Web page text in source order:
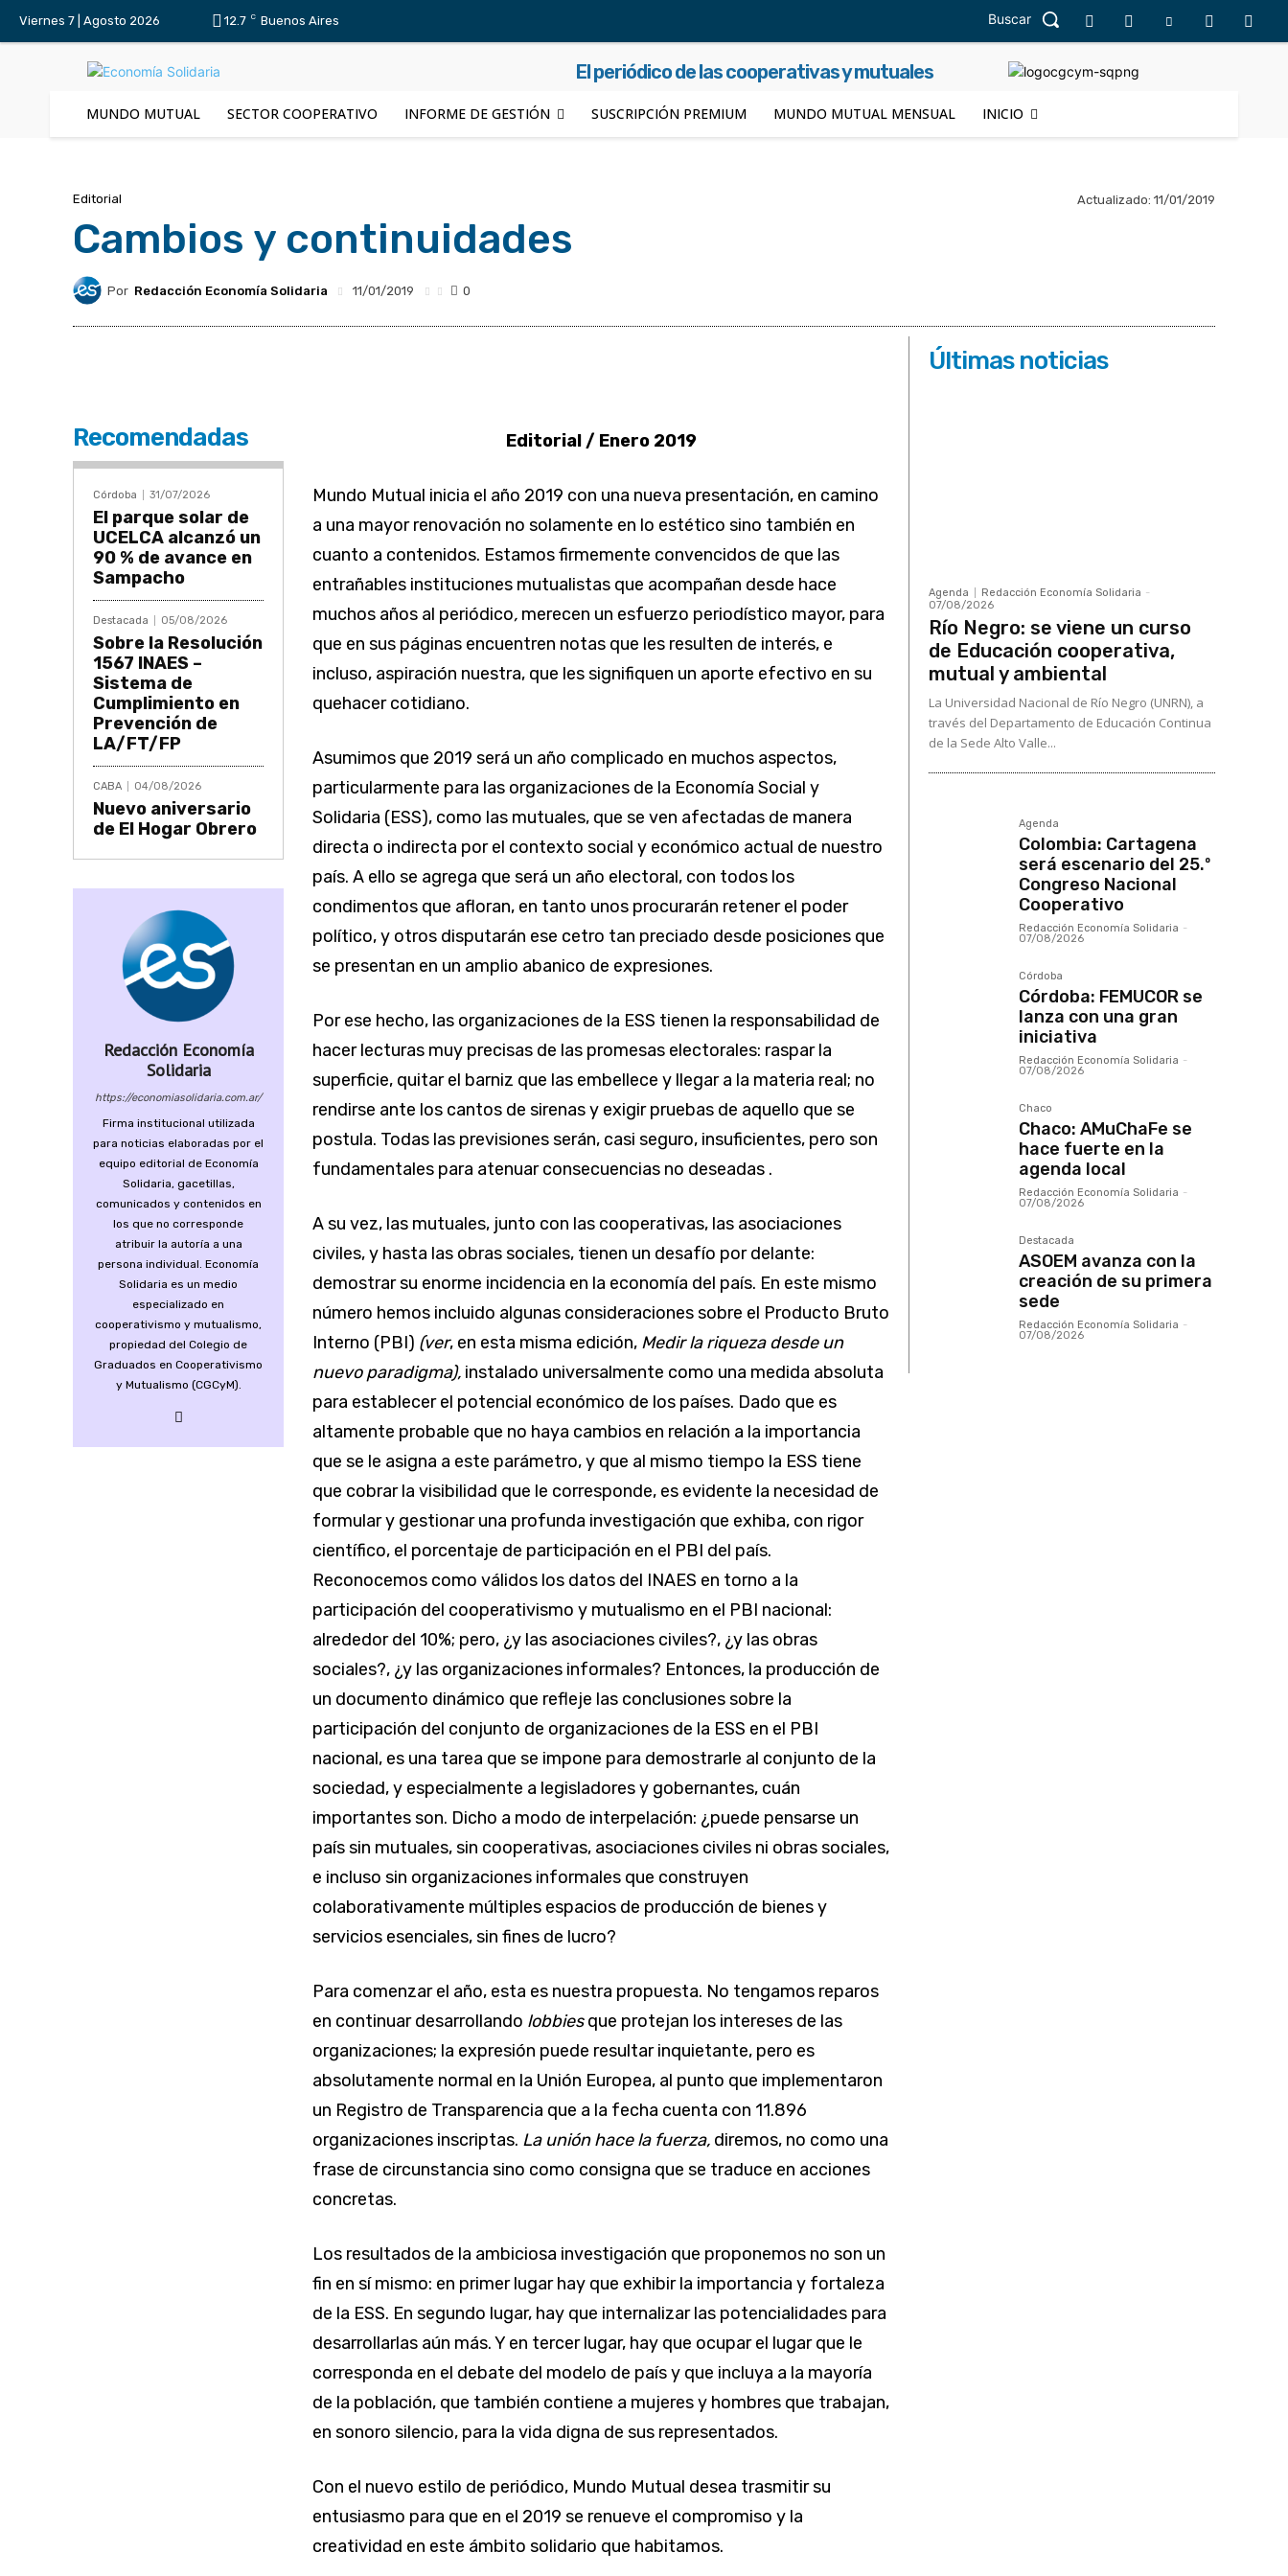
Viernes 7 | Agosto 2026 12.7 C Buenos Aires Buscar
El periódico de las cooperativas y mutuales
MUNDO MUTUAL SECTOR COOPERATIVO INFORME DE GESTIÓN SUSCRIPCIÓN PREMIUM MUNDO MUTUAL MENSUAL INICIO
Editorial Actualizado: 11/01/2019
Cambios y continuidades
Por Redacción Economía Solidaria 11/01/2019 0
Recomendadas
Córdoba 31/07/2026
El parque solar de
UCELCA alcanzó un
90 % de avance en
Sampacho
Destacada 05/08/2026
Sobre la Resolución
1567 INAES –
Sistema de
Cumplimiento en
Prevención de
LA/FT/FP
CABA 04/08/2026
Nuevo aniversario
de El Hogar Obrero
Redacción Economía
Solidaria
https://economiasolidaria.com.ar/
Firma institucional utilizada
para noticias elaboradas por el
equipo editorial de Economía
Solidaria, gacetillas,
comunicados y contenidos en
los que no corresponde
atribuir la autoría a una
persona individual. Economía
Solidaria es un medio
especializado en
cooperativismo y mutualismo,
propiedad del Colegio de
Graduados en Cooperativismo
y Mutualismo (CGCyM).
Editorial / Enero 2019
Mundo Mutual inicia el año 2019 con una nueva presentación, en camino
a una mayor renovación no solamente en lo estético sino también en
cuanto a contenidos. Estamos firmemente convencidos de que las
entrañables instituciones mutualistas que acompañan desde hace
muchos años al periódico, merecen un esfuerzo periodístico mayor, para
que en sus páginas encuentren notas que les resulten de interés, e
incluso, aspiración nuestra, que les signifiquen un aporte efectivo en su
quehacer cotidiano.
Asumimos que 2019 será un año complicado en muchos aspectos,
particularmente para las organizaciones de la Economía Social y
Solidaria (ESS), como las mutuales, que se ven afectadas de manera
directa o indirecta por el contexto social y económico actual de nuestro
país. A ello se agrega que será un año electoral, con todos los
condimentos que afloran, en tanto unos procurarán retener el poder
político, y otros disputarán ese cetro tan preciado desde posiciones que
se presentan en un amplio abanico de expresiones.
Por ese hecho, las organizaciones de la ESS tienen la responsabilidad de
hacer lecturas muy precisas de las promesas electorales: raspar la
superficie, quitar el barniz que las embellece y llegar a la materia real; no
rendirse ante los cantos de sirenas y exigir pruebas de aquello que se
postula. Todas las previsiones serán, casi seguro, insuficientes, pero son
fundamentales para atenuar consecuencias no deseadas .
A su vez, las mutuales, junto con las cooperativas, las asociaciones
civiles, y hasta las obras sociales, tienen un desafío por delante:
demostrar su enorme incidencia en la economía del país. En este mismo
número hemos incluido algunas consideraciones sobre el Producto Bruto
Interno (PBI) (ver, en esta misma edición, Medir la riqueza desde un
nuevo paradigma), instalado universalmente como una medida absoluta
para establecer el potencial económico de los países. Dado que es
altamente probable que no haya cambios en relación a la importancia
que se le asigna a este parámetro, y que al mismo tiempo la ESS tiene
que cobrar la visibilidad que le corresponde, es evidente la necesidad de
formular y gestionar una profunda investigación que exhiba, con rigor
científico, el porcentaje de participación en el PBI del país.
Reconocemos como válidos los datos del INAES en torno a la
participación del cooperativismo y mutualismo en el PBI nacional:
alrededor del 10%; pero, ¿y las asociaciones civiles?, ¿y las obras
sociales?, ¿y las organizaciones informales? Entonces, la producción de
un documento dinámico que refleje las conclusiones sobre la
participación del conjunto de organizaciones de la ESS en el PBI
nacional, es una tarea que se impone para demostrarle al conjunto de la
sociedad, y especialmente a legisladores y gobernantes, cuán
importantes son. Dicho a modo de interpelación: ¿puede pensarse un
país sin mutuales, sin cooperativas, asociaciones civiles ni obras sociales,
e incluso sin organizaciones informales que construyen
colaborativamente múltiples espacios de producción de bienes y
servicios esenciales, sin fines de lucro?
Para comenzar el año, esta es nuestra propuesta. No tengamos reparos
en continuar desarrollando lobbiesque protejan los intereses de las
organizaciones; la expresión puede resultar inquietante, pero es
absolutamente normal en la Unión Europea, al punto que implementaron
un Registro de Transparencia que a la fecha cuenta con 11.896
organizaciones inscriptas. La unión hace la fuerza, diremos, no como una
frase de circunstancia sino como consigna que se traduce en acciones
concretas.
Los resultados de la ambiciosa investigación que proponemos no son un
fin en sí mismo: en primer lugar hay que exhibir la importancia y fortaleza
de la ESS. En segundo lugar, hay que internalizar las potencialidades para
desarrollarlas aún más. Y en tercer lugar, hay que ocupar el lugar que le
corresponda en el debate del modelo de país y que incluya a la mayoría
de la población, que también contiene a mujeres y hombres que trabajan,
en sonoro silencio, para la vida digna de sus representados.
Con el nuevo estilo de periódico, Mundo Mutual desea trasmitir su
entusiasmo para que en el 2019 se renueve el compromiso y la
creatividad en este ámbito solidario que habitamos.
Últimas noticias
Agenda Redacción Economía Solidaria -
07/08/2026
Río Negro: se viene un curso
de Educación cooperativa,
mutual y ambiental
La Universidad Nacional de Río Negro (UNRN), a
través del Departamento de Educación Continua
de la Sede Alto Valle...
Agenda
Colombia: Cartagena
será escenario del 25.º
Congreso Nacional
Cooperativo
Redacción Economía Solidaria -
07/08/2026
Córdoba
Córdoba: FEMUCOR se
lanza con una gran
iniciativa
Redacción Economía Solidaria -
07/08/2026
Chaco
Chaco: AMuChaFe se
hace fuerte en la
agenda local
Redacción Economía Solidaria -
07/08/2026
Destacada
ASOEM avanza con la
creación de su primera
sede
Redacción Economía Solidaria -
07/08/2026